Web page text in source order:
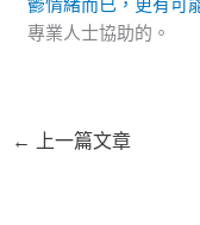
專業人士協助的。
← 上一篇文章